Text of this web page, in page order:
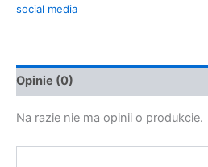
social media
Opinie (0)
Na razie nie ma opinii o produkcie.